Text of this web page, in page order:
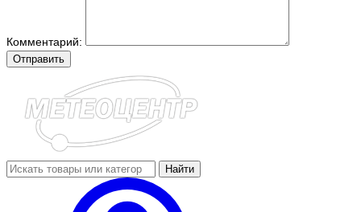
Комментарий:
Отправить
Найти